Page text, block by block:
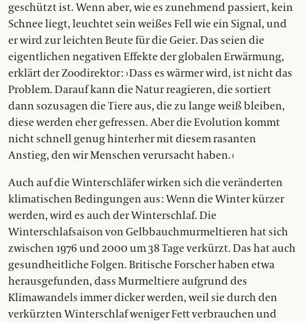
geschützt ist. Wenn aber, wie es zunehmend passiert, kein
Schnee liegt, leuchtet sein weißes Fell wie ein Signal, und
er wird zur leichten Beute für die Geier. Das seien die
eigentlichen negativen Effekte der glo­balen Erwärmung,
erklärt der Zoodirektor : › Dass es wärmer wird, ist nicht das
Problem. Darauf kann die Natur reagieren, die sortiert
dann sozusagen die Tiere aus, die zu lange weiß bleiben,
diese werden eher gefressen. Aber die Evolution kommt
nicht schnell genug hinterher mit diesem rasanten
Anstieg, den wir Menschen verursacht haben. ‹
Auch auf die Winterschläfer wirken sich die veränderten
klimatischen Be­dingungen aus : Wenn die Winter kürzer
werden, wird es auch der Winterschlaf. Die
Winterschlafsaison von Gelbbauchmurmeltieren hat sich
zwischen 1976 und 2000 um 38 Tage verkürzt. Das hat auch
gesundheitliche Folgen. Britische Forscher haben etwa
herausgefunden, dass Murmeltiere aufgrund des
Klimawandels immer dicker werden, weil sie durch den
verkürzten Winterschlaf weniger Fett verbrauchen und